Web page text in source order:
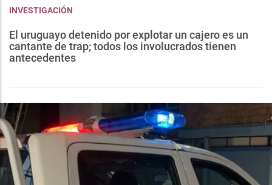
INVESTIGACIÓN
El uruguayo detenido por explotar un cajero es un
cantante de trap; todos los involucrados tienen
antecedentes